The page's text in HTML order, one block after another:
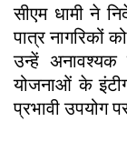
सीएम धामी ने
पात्र नागरिकों
उन्हें
योजनाओं के
प्रभावी उपयोग